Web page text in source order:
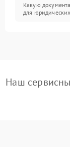
Какую
для
Наш